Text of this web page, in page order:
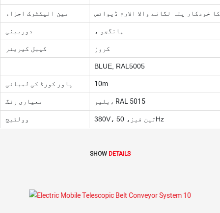
مین الیکٹرک اجزاء خودکار پتہ لگانے والا الارم ڈیوائس
دوربینی ، ہانگجو
کیبل کیریئر کروز
BLUE, RAL5005
پاور کورڈ کی لمبائی
10m
معیاری رنگ
بلیو، RAL 5015
وولٹیج 380V، تین فیز، 50Hz
SHOW DETAILS